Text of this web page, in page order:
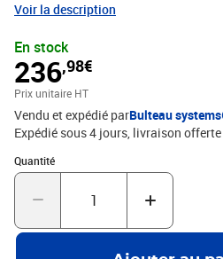
standardisé parfaitement compatible
double cannelure BE20, avec fond
combine robustesse, montage rapide
expéditions ou stockages
l’espace, elle est conditionnée à 240
x 1200 mm).
Voir la description
En stock
236,98€
Prix unitaire HT
Vendu et expédié parBulteau systems
Expédié sous 4 jours livraison offerte
Quantité
Quantité : 1